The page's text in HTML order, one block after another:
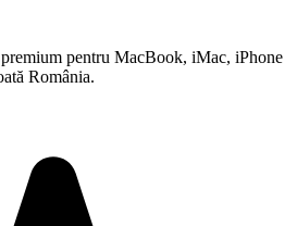
pentru MacBook, iMac, iPhone
România.